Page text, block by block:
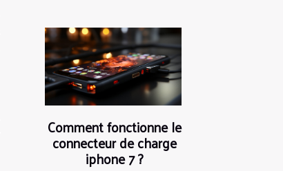
Comment fonctionne le
connecteur de charge
iphone 7 ?